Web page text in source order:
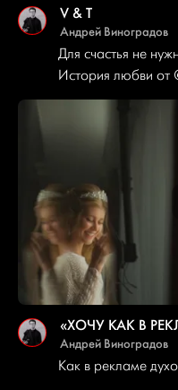
V & T
Андрей Виноградов
Для счастья не
История любви от
«ХОЧУ КАК В
Андрей Виноградов
Как в рекламе